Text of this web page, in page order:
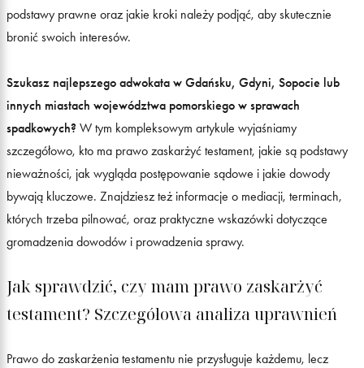
podstawy prawne oraz jakie kroki należy podjąć, aby skutecznie
bronić swoich interesów.
Szukasz najlepszego adwokata w Gdańsku, Gdyni, Sopocie lub
innych miastach województwa pomorskiego w sprawach
spadkowych? W tym kompleksowym artykule wyjaśniamy
szczegółowo, kto ma prawo zaskarżyć testament, jakie są podstawy
nieważności, jak wygląda postępowanie sądowe i jakie dowody
bywają kluczowe. Znajdziesz też informacje o mediacji, terminach,
których trzeba pilnować, oraz praktyczne wskazówki dotyczące
gromadzenia dowodów i prowadzenia sprawy.
Jak sprawdzić, czy mam prawo zaskarżyć
testament? Szczegółowa analiza uprawnień
Prawo do zaskarżenia testamentu nie przysługuje każdemu, lecz